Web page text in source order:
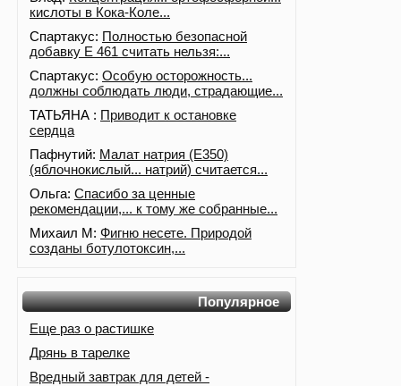
кислоты в Кока-Коле...
Спартакус: Полностью безопасной
добавку Е 461 считать нельзя:...
Спартакус: Особую осторожность...
должны соблюдать люди, страдающие...
ТАТЬЯНА : Приводит к остановке
сердца
Пафнутий: Малат натрия (E350)
(яблочнокислый... натрий) считается...
Ольга: Спасибо за ценные
рекомендации,... к тому же собранные...
Михаил М: Фигню несете. Природой
созданы ботулотоксин,...
Популярное
Еще раз о растишке
Дрянь в тарелке
Вредный завтрак для детей -